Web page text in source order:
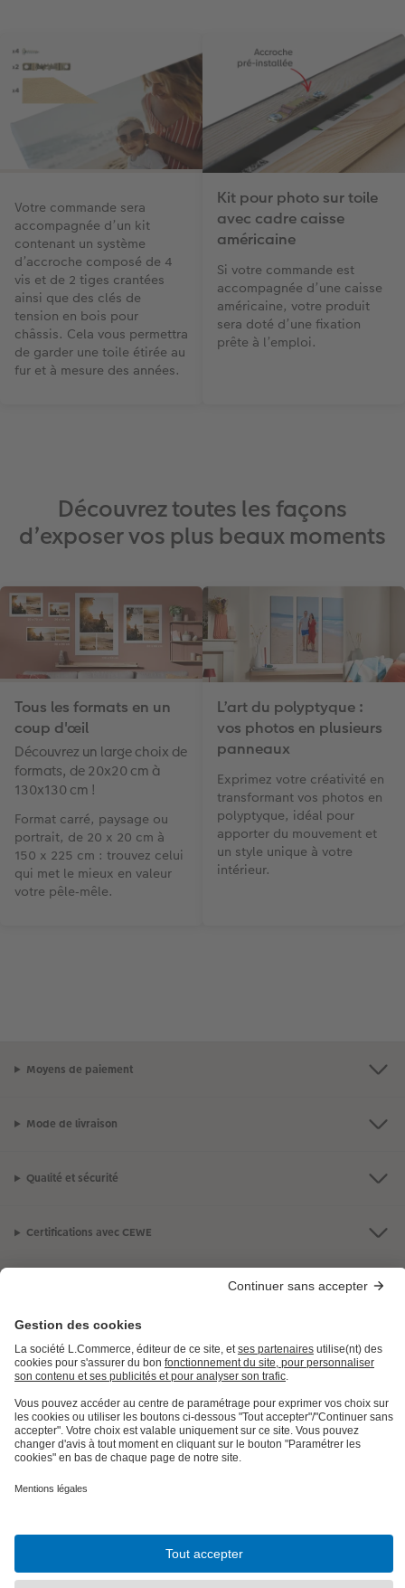
Votre commande sera
accompagnée d’un kit
contenant un système
d’accroche composé de 4
vis et de 2 tiges crantées
ainsi que des clés de
tension en bois pour
châssis. Cela vous permettra
de garder une toile étirée au
fur et à mesure des années.
Kit pour photo sur toile
avec cadre caisse
américaine
Si votre commande est
accompagnée d’une caisse
américaine, votre produit
sera doté d’une fixation
prête à l’emploi.
Découvrez toutes les façons
d’exposer vos plus beaux moments
Tous les formats en un
coup d'œil
Découvrez un large choix de
formats, de 20x20 cm à
130x130 cm !
Format carré, paysage ou
portrait, de 20 x 20 cm à
150 x 225 cm : trouvez celui
qui met le mieux en valeur
votre pêle‑mêle.
L’art du polyptyque :
vos photos en plusieurs
panneaux
Exprimez votre créativité en
transformant vos photos en
polyptyque, idéal pour
apporter du mouvement et
un style unique à votre
intérieur.
Moyens de paiement
Mode de livraison
Qualité et sécurité
Certifications avec CEWE
E.LECLERC
AIDE ET INFORMATION
INFORMATIONS LÉGALES